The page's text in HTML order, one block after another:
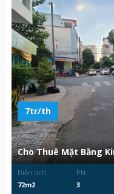
7tr/th
Cho Thuê Mặt Bằng
Diện tích:
72m2
PN:
3